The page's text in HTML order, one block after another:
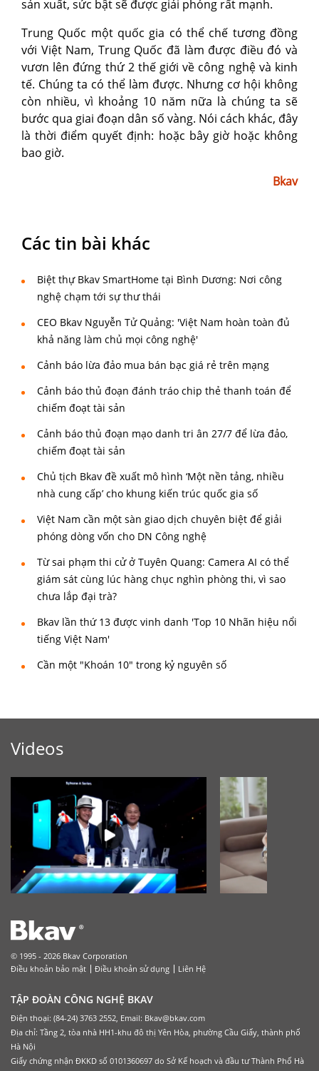
sản xuất, sức bật sẽ được giải phóng rất mạnh.
Trung Quốc một quốc gia có thể chế tương đồng
với Việt Nam, Trung Quốc đã làm được điều đó và
vươn lên đứng thứ 2 thế giới về công nghệ và kinh
tế. Chúng ta có thể làm được. Nhưng cơ hội không
còn nhiều, vì khoảng 10 năm nữa là chúng ta sẽ
bước qua giai đoạn dân số vàng. Nói cách khác, đây
là thời điểm quyết định: hoặc bây giờ hoặc không
bao giờ.
Bkav
Các tin bài khác
Biệt thự Bkav SmartHome tại Bình Dương: Nơi công
nghệ chạm tới sự thư thái
CEO Bkav Nguyễn Tử Quảng: 'Việt Nam hoàn toàn đủ
khả năng làm chủ mọi công nghệ'
Cảnh báo lừa đảo mua bán bạc giá rẻ trên mạng
Cảnh báo thủ đoạn đánh tráo chip thẻ thanh toán để
chiếm đoạt tài sản
Cảnh báo thủ đoạn mạo danh tri ân 27/7 để lừa đảo,
chiếm đoạt tài sản
Chủ tịch Bkav đề xuất mô hình ‘Một nền tảng, nhiều
nhà cung cấp’ cho khung kiến trúc quốc gia số
Việt Nam cần một sàn giao dịch chuyên biệt để giải
phóng dòng vốn cho DN Công nghệ
Từ sai phạm thi cử ở Tuyên Quang: Camera AI có thể
giám sát cùng lúc hàng chục nghìn phòng thi, vì sao
chưa lắp đại trà?
Bkav lần thứ 13 được vinh danh 'Top 10 Nhãn hiệu nổi
tiếng Việt Nam'
Cần một "Khoán 10" trong kỷ nguyên số
Videos
© 1995 - 2026 Bkav Corporation
Điều khoản bảo mật
Điều khoản sử dụng Liên Hệ
TẬP ĐOÀN CÔNG NGHỆ BKAV
Điện thoại: (84-24) 3763 2552, Email: Bkav@bkav.com
Địa chỉ: Tầng 2, tòa nhà HH1-khu đô thị Yên Hòa, phường Cầu Giấy, thành phố
Hà Nội
Giấy chứng nhận ĐKKD số 0101360697 do Sở Kế hoạch và đầu tư Thành Phố Hà